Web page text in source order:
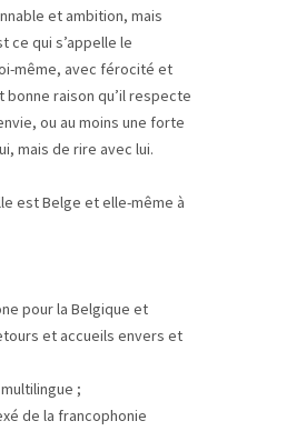
et ambition, mais
ce qui s’appelle le
même, avec férocité et
raison qu’il respecte
ou au moins une forte
mais de rire avec lui.
est Belge et elle-même à
pour la Belgique et
et accueils envers et
;
de la francophonie